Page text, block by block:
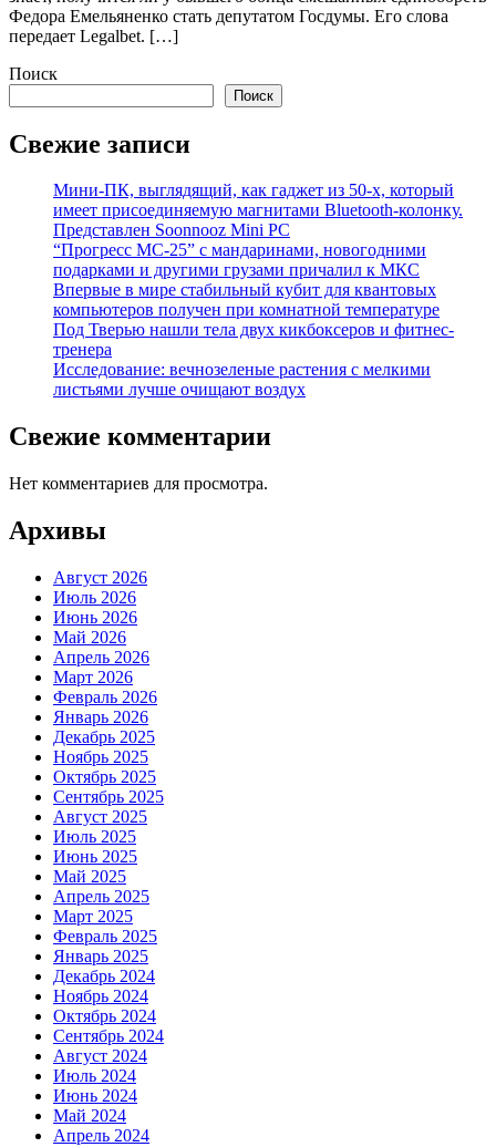
Федора Емельяненко стать депутатом Госдумы. Его слова
передает Legalbet. […]
Поиск
Поиск
Свежие записи
Мини-ПК, выглядящий, как гаджет из 50-х, который
имеет присоединяемую магнитами Bluetooth-колонку.
Представлен Soonnooz Mini PC
“Прогресс МС-25” с мандаринами, новогодними
подарками и другими грузами причалил к МКС
Впервые в мире стабильный кубит для квантовых
компьютеров получен при комнатной температуре
Под Тверью нашли тела двух кикбоксеров и фитнес-
тренера
Исследование: вечнозеленые растения с мелкими
листьями лучше очищают воздух
Свежие комментарии
Нет комментариев для просмотра.
Архивы
Август 2026
Июль 2026
Июнь 2026
Май 2026
Апрель 2026
Март 2026
Февраль 2026
Январь 2026
Декабрь 2025
Ноябрь 2025
Октябрь 2025
Сентябрь 2025
Август 2025
Июль 2025
Июнь 2025
Май 2025
Апрель 2025
Март 2025
Февраль 2025
Январь 2025
Декабрь 2024
Ноябрь 2024
Октябрь 2024
Сентябрь 2024
Август 2024
Июль 2024
Июнь 2024
Май 2024
Апрель 2024